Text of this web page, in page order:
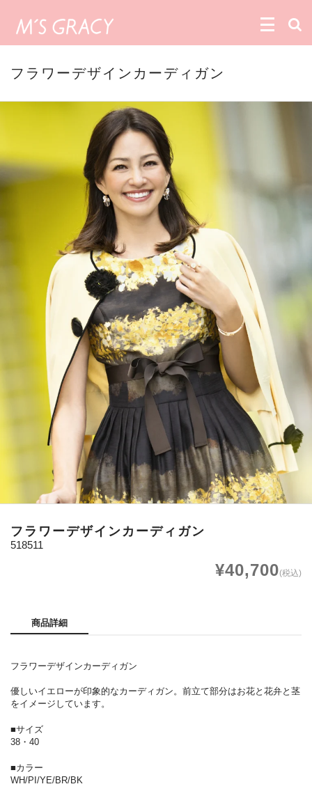
フラワーデザインカーディガン
フラワーデザインカーディガン
518511
¥40,700(税込)
商品詳細
フラワーデザインカーディガン
優しいイエローが印象的なカーディガン。前立て部分はお花と花弁と茎
をイメージしています。
■サイズ
38・40
■カラー
WH/PI/YE/BR/BK